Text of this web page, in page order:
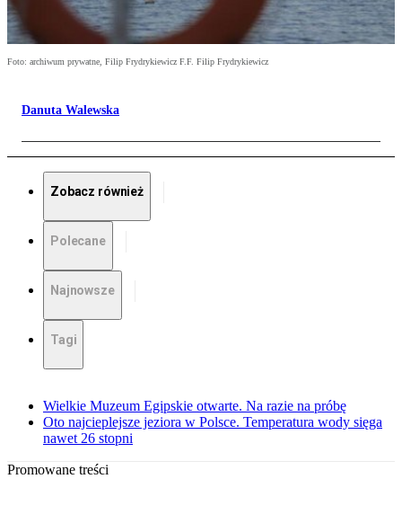
Foto: archiwum prywatne, Filip Frydrykiewicz F.F. Filip Frydrykiewicz
Danuta Walewska
Zobacz również
Polecane
Najnowsze
Tagi
Wielkie Muzeum Egipskie otwarte. Na razie na próbę
Oto najcieplejsze jeziora w Polsce. Temperatura wody sięga
nawet 26 stopni
Promowane treści